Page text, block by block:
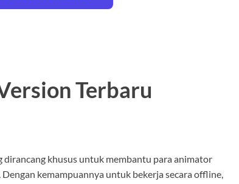
Terbaru
khusus untuk membantu para animator
kemampuannya untuk bekerja secara offline,